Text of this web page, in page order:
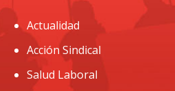
Actualidad
Acción Sindical
Salud Laboral